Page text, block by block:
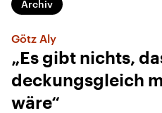
Archiv
Götz Aly
„Es gibt nichts,
deckungsgleich
wäre“